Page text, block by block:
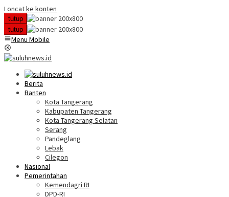
Loncat ke konten
tutup
tutup
Menu Mobile
Berita
Banten
Kota Tangerang
Kabupaten Tangerang
Kota Tangerang Selatan
Serang
Pandeglang
Lebak
Cilegon
Nasional
Pemerintahan
Kemendagri RI
DPD-RI